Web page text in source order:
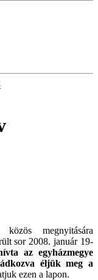
megnyitására
sor 2008. január 19-
az egyházmegye
éljük meg a
ezen a lapon.